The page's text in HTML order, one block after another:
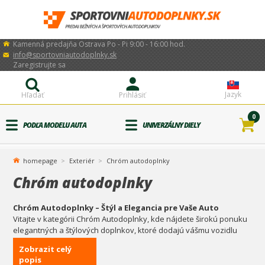
Kamenná predajňa Ostrava Po - Pi 9:00 - 16:00 hod.
info@sportovniautodoplnky.sk
Jazyk
Prihlásiť
Zaregistrujte sa
Hľadať
PODĽA MODELU AUTA UNIVERZÁLNY DIELY
0
homepage Exteriér Chróm autodoplnky
Chróm autodoplnky
Chróm Autodoplnky – Štýl a Elegancia pre Vaše Auto
Vitajte v kategórii Chróm Autodoplnky, kde nájdete širokú ponuku
elegantných a štýlových doplnkov, ktoré dodajú vášmu vozidlu
luxusný vzhľad. Chrómové prvky sú skvelým spôsobom, ako
vylepšiť dizajn vášho automobilu a zároveň ho ochrániť pred
Zobrazit celý
popis